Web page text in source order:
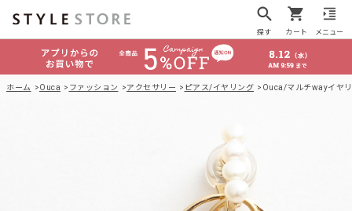
探す カート メニュー
ホーム Ouca ファッション アクセサリー ピアス/イヤリング Ouca/マルチwayイヤ